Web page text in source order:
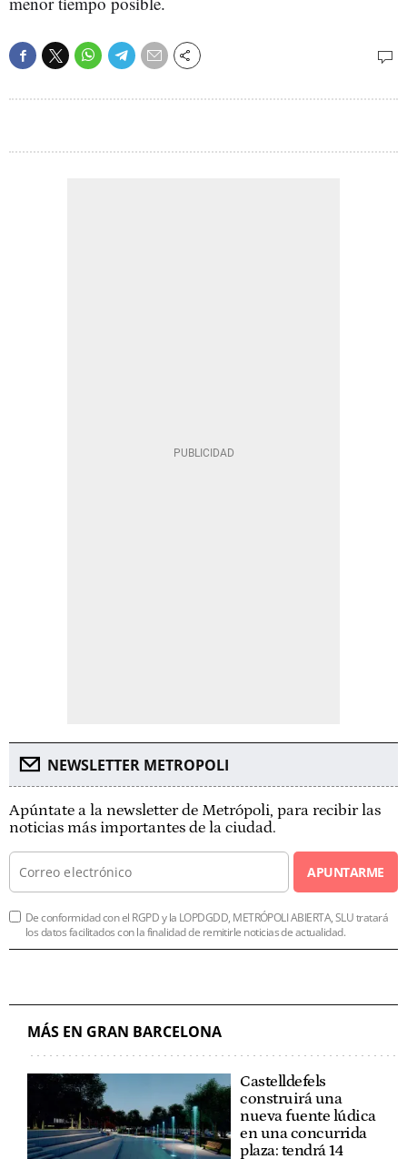
NEWSLETTER METROPOLI
Apúntate a la newsletter de Metrópoli, para recibir las
noticias más importantes de la ciudad.
APUNTARME
De conformidad con el RGPD y la LOPDGDD, METRÓPOLI ABIERTA, SLU tratará
los datos facilitados con la finalidad de remitirle noticias de actualidad.
MÁS EN GRAN BARCELONA
Castelldefels
construirá una
nueva fuente lúdica
en una concurrida
plaza: tendrá 14